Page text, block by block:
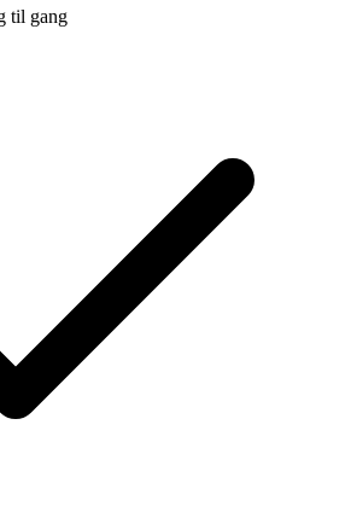
til gang